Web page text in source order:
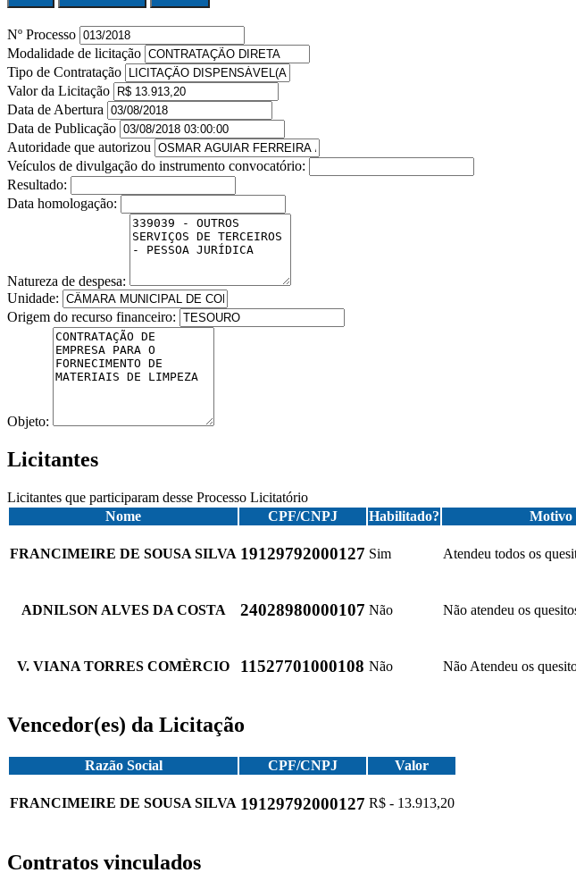
Nº Processo
Modalidade de licitação
Tipo de Contratação
Valor da Licitação
Data de Abertura
Data de Publicação
Autoridade que autorizou
Veículos de divulgação do instrumento convocatório:
Resultado:
Data homologação:
Natureza de despesa:
Unidade:
Origem do recurso financeiro:
Objeto:
Licitantes
Licitantes que participaram desse Processo Licitatório
Nome
CPF/CNPJ Habilitado? Motivo
FRANCIMEIRE DE SOUSA SILVA 19129792000127 Sim Atendeu todos os
ADNILSON ALVES DA COSTA 24028980000107 Não Não atendeu os
V. VIANA TORRES COMÈRCIO 11527701000108 Não Não Atendeu os
Vencedor(es) da Licitação
Razão Social CPF/CNPJ Valor
FRANCIMEIRE DE SOUSA SILVA 19129792000127 R$ - 13.913,20
Contratos vinculados